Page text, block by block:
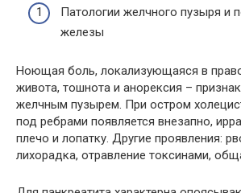
Патологии желчного пузыря и
железы
Ноющая боль, локализующаяся в
живота, тошнота и анорексия –
желчным пузырем. При остром
под ребрами появляется внезапно,
плечо и лопатку. Другие проявления:
лихорадка, отравление токсинами,